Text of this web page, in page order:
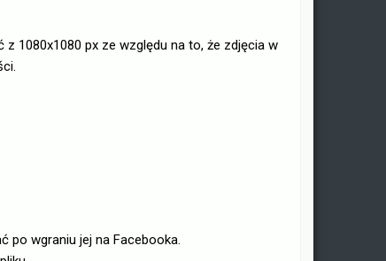
1080x1080 px ze względu na to, że zdjęcia w
po wgraniu jej na Facebooka.